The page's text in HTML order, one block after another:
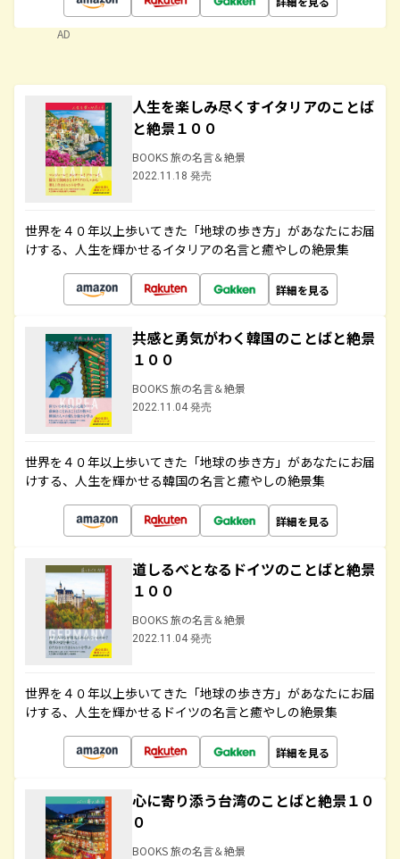
AD
人生を楽しみ尽くすイタリアのことば
と絶景１００
BOOKS 旅の名言＆絶景
2022.11.18 発売
世界を４０年以上歩いてきた「地球の歩き方」があなたにお届
けする、人生を輝かせるイタリアの名言と癒やしの絶景集
詳細を見る
共感と勇気がわく韓国のことばと絶景
１００
BOOKS 旅の名言＆絶景
2022.11.04 発売
世界を４０年以上歩いてきた「地球の歩き方」があなたにお届
けする、人生を輝かせる韓国の名言と癒やしの絶景集
詳細を見る
道しるべとなるドイツのことばと絶景
１００
BOOKS 旅の名言＆絶景
2022.11.04 発売
世界を４０年以上歩いてきた「地球の歩き方」があなたにお届
けする、人生を輝かせるドイツの名言と癒やしの絶景集
詳細を見る
心に寄り添う台湾のことばと絶景１０
０
BOOKS 旅の名言＆絶景